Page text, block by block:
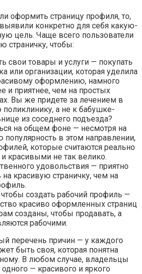
оформить страницу профиля, то,
конкретно для себя какую-
цель. Чаще всего пользователи
страничку, чтобы:
свои товары и услуги — покупать
или организации, которая уделила
оформлению, намного
и приятнее, чем на простых
Вы же придете за лечением в
а не к бабушке-
из соседнего подъезда?
на общем фоне — несмотря на
популярность в этом направлении,
которые считаются реально
красивыми не так велико.
удовольствия — приятно
на красивую страничку, чем на
создать рабочий профиль —
красиво оформленных страниц
созданы, чтобы продавать, а
рабочими.
перечень причин — у каждого
быть своя, которая понятна
В любом случае, владельцы
— красивого и яркого